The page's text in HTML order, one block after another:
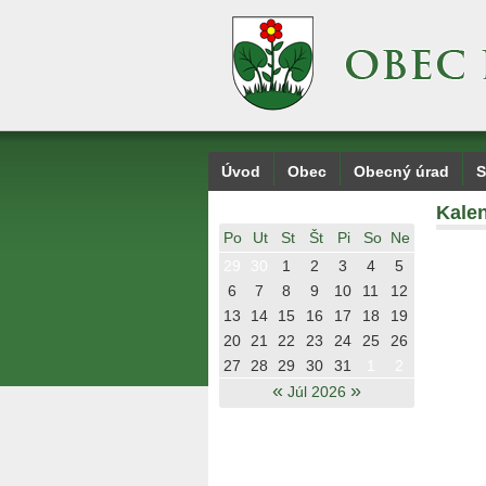
Úvod Obec Obecný úrad
Po Ut St Št Pi So Ne
« Júl 2026 »
1 2 3 4
5
6
7 8 9 10 11
12
13
14 15 16 17 18
19
20
21 22 23 24 25
26
27
28 29 30 31